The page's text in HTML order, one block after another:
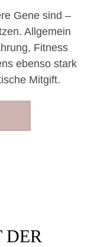
Gene sind –
Allgemein
Fitness
ebenso stark
Mitgift.